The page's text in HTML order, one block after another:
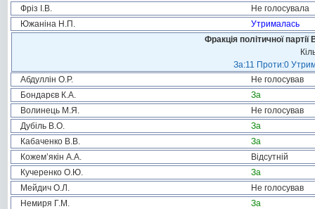
Фріз І.В.
Не голосувала
Южаніна Н.П.
Утрималась
Фракція політичної
За:11 Проти:0
Абдуллін О.Р.
Не голосував
Бондарєв К.А.
За
Волинець М.Я.
Не голосував
Дубіль В.О.
За
Кабаченко В.В.
За
Кожем’якін А.А.
Відсутній
Кучеренко О.Ю.
За
Мейдич О.Л.
Не голосував
Немиря Г.М.
За